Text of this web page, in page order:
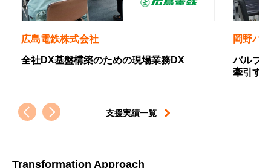
業務DX
岡野バルブ製造株式会社
バルブ業界のニッチトップから、設備産
牽引するDX推進プレイヤーへの軌跡
支援実績一覧
Transformation Approach